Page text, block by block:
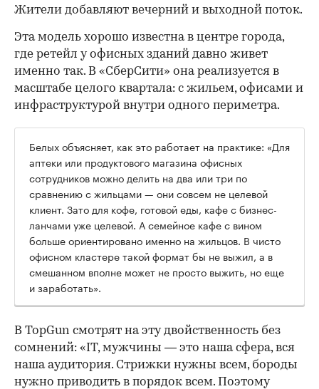
Жители добавляют вечерний и выходной поток.
Эта модель хорошо известна в центре города,
где ретейл у офисных зданий давно живет
именно так. В «СберСити» она реализуется в
масштабе целого квартала: с жильем, офисами и
инфраструктурой внутри одного периметра.
Белых объясняет, как это работает на практике: «Для
аптеки или продуктового магазина офисных
сотрудников можно делить на два или три по
сравнению с жильцами — они совсем не целевой
клиент. Зато для кофе, готовой еды, кафе с бизнес-
ланчами уже целевой. А семейное кафе с вином
больше ориентировано именно на жильцов. В чисто
офисном кластере такой формат бы не выжил, а в
смешанном вполне может не просто выжить, но еще
и заработать».
В TopGun смотрят на эту двойственность без
сомнений: «IT, мужчины — это наша сфера, вся
наша аудитория. Стрижки нужны всем, бороды
нужно приводить в порядок всем. Поэтому